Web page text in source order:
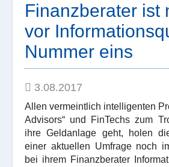
Finanzberater ist
vor
Nummer eins
3.08.2017
Allen vermeintlich intelligenten
Advisors“ und FinTechs zum
ihre Geldanlage geht, holen
einer aktuellen Umfrage noch
bei ihrem Finanzberater